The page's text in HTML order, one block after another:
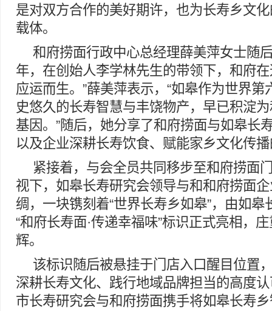
是对双方合作的美好期许，也为长寿乡文
载体。
和府捞面行政中心总经理薛美萍女士随
年，在创始人李学林先生的带领下，和府
应运而生。”薛美萍表示，“如皋作为世界
史悠久的长寿智慧与丰饶物产，早已积淀
基因。”随后，她分享了和府捞面与如皋长
以及企业深耕长寿饮食、赋能家乡文化传
紧接着，与会全员共同移步至和府捞面
视下，如皋长寿研究会领导与和和府捞面
绸，一块镌刻着“世界长寿乡如皋”，由如皋
“和府长寿面·传递幸福味”标识正式亮相，
辉。
该标识随后被悬挂于门店入口醒目位置
深耕长寿文化、践行地域品牌担当的高度
市长寿研究会与和府捞面携手将如皋长寿